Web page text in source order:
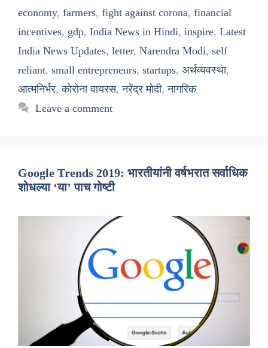
economy, farmers, fight against corona, financial
incentives, gdp, India News in Hindi, inspire, Latest
India News Updates, letter, Narendra Modi, self
reliant, small entrepreneurs, startups, अर्थव्यवस्था,
आत्मनिर्भर,कोरोना वायरस,नरेंद्र मोदी,नागरिक
Leave a comment
Google Trends 2019: भारतीयांनी वर्षभरात सर्वाधिक
शोधल्या ‘या’ पाच गोष्टी